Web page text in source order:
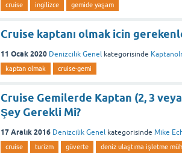
cruise ingilizce gemide yaşam
Cruise kaptanı olmak icin
11 Ocak 2020 Denizcilik Genel kategorisinde
kaptan olmak cruise-gemi
Cruise Gemilerde Kaptan (2, 3
Şey Gerekli Mi?
17 Aralık 2016 Denizcilik Genel kategorisinde Mike
cruise turizm güverte deniz ulaştıma işletme